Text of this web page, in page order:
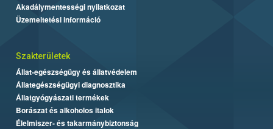
Akadálymentességi nyilatkozat
Üzemeltetési információ
Szakterületek
Állat-egészségügy és állatvédelem
Állategészségügyi diagnosztika
Állatgyógyászati termékek
Borászat és alkoholos italok
Élelmiszer- és takarmánybiztonság